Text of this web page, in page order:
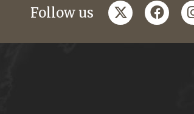
Follow us twitter